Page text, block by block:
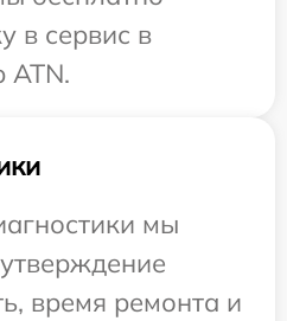
в сервис в
ATN.
мы
время ремонта и